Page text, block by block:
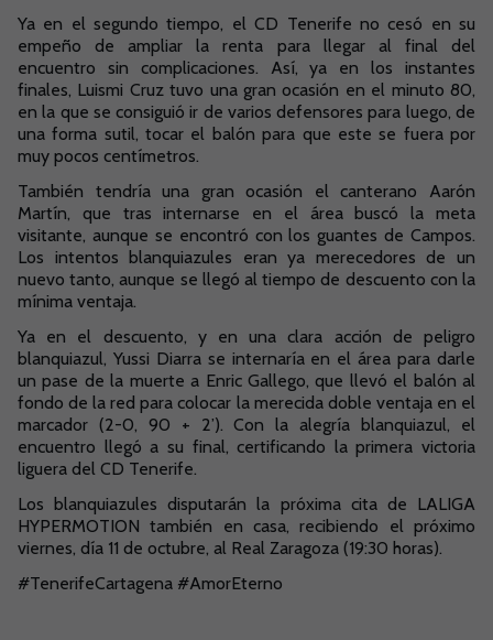
Ya en el segundo tiempo, el CD Tenerife no cesó en su
empeño de ampliar la renta para llegar al final del
encuentro sin complicaciones. Así, ya en los instantes
finales, Luismi Cruz tuvo una gran ocasión en el minuto 80,
en la que se consiguió ir de varios defensores para luego, de
una forma sutil, tocar el balón para que este se fuera por
muy pocos centímetros.
También tendría una gran ocasión el canterano Aarón
Martín, que tras internarse en el área buscó la meta
visitante, aunque se encontró con los guantes de Campos.
Los intentos blanquiazules eran ya merecedores de un
nuevo tanto, aunque se llegó al tiempo de descuento con la
mínima ventaja.
Ya en el descuento, y en una clara acción de peligro
blanquiazul, Yussi Diarra se internaría en el área para darle
un pase de la muerte a Enric Gallego, que llevó el balón al
fondo de la red para colocar la merecida doble ventaja en el
marcador (2-0, 90 + 2’). Con la alegría blanquiazul, el
encuentro llegó a su final, certificando la primera victoria
liguera del CD Tenerife.
Los blanquiazules disputarán la próxima cita de LALIGA
HYPERMOTION también en casa, recibiendo el próximo
viernes, día 11 de octubre, al Real Zaragoza (19:30 horas).
#TenerifeCartagena #AmorEterno